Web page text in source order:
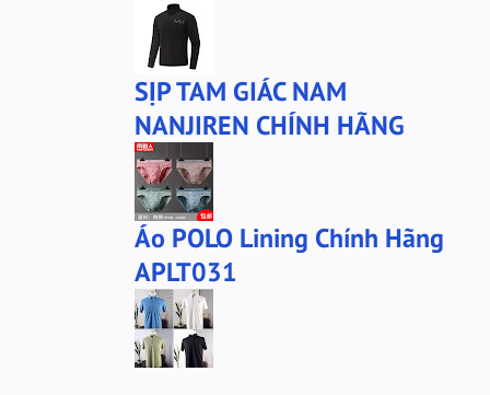
SỊP TAM GIÁC NAM
NANJIREN CHÍNH HÃNG
Áo POLO Lining Chính Hãng
APLT031